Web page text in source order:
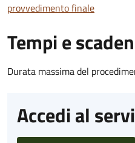
provvedimento finale
Tempi e
Durata massima del
Accedi al